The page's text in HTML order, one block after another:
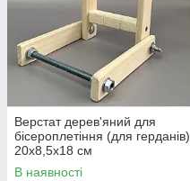
Верстат дерев'яний для
бісероплетіння (для герданів)
20х8,5х18 см
В наявності